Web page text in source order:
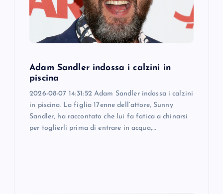
Adam Sandler indossa i calzini in
piscina
2026-08-07 14:31:52 Adam Sandler indossa i calzini
in piscina. La figlia 17enne dell’attore, Sunny
Sandler, ha raccontato che lui fa fatica a chinarsi
per toglierli prima di entrare in acqua,…